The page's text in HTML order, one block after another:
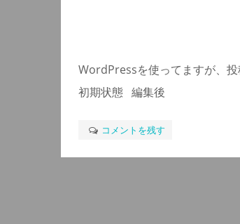
WordPressを使ってますが、投
初期状態 編集後
コメントを残す